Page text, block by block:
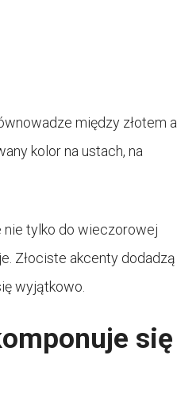
między złotem a
kolor na ustach, na
nie tylko do wieczorowej
Złociste akcenty dodadzą
wyjątkowo.
się